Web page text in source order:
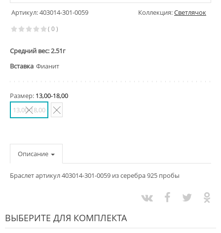
Артикул: 403014-301-0059 Коллекция:Светлячок
( 0 )
Средний вес: 2.51г
Вставка Фианит
Размер: 13,00-18,00
13,00-18,00
-
Описание
Браслет артикул 403014-301-0059 из серебра 925 пробы
ВЫБЕРИТЕ ДЛЯ КОМПЛЕКТА